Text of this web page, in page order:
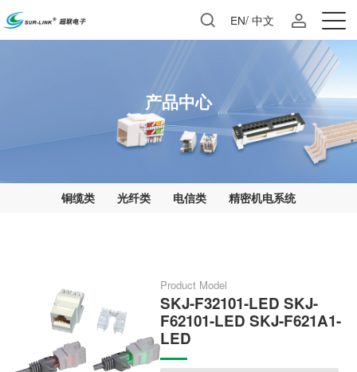
EN/中文
产品中心
铜缆类 光纤类 电信类 精密机电系统
Product Model
LED